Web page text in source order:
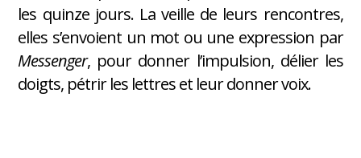
les quinze jours. La veille de leurs rencontres,
elles s’envoient un mot ou une expression par
Messenger, pour donner l’impulsion, délier les
doigts, pétrir les lettres et leur donner voix.